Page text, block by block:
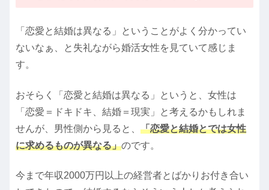
「恋愛と結婚は異なる」ということがよく分かってい
ないなぁ、と失礼ながら婚活女性を見ていて感じま
す。
おそらく「恋愛と結婚は異なる」というと、女性は
「恋愛＝ドキドキ、結婚＝現実」と考えるかもしれま
せんが、男性側から見ると、 「恋愛と結婚とでは女性
に求めるものが異なる」のです。
今まで年収2000万円以上の経営者とばかりお付き合い